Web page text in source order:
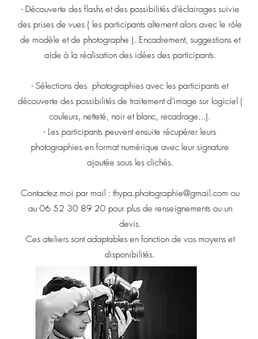
- Découverte des flashs et des possibilités d'éclairages suivie
des prises de vues ( les participants alternent alors avec le rôle
de modèle et de photographe ). Encadrement, suggestions et
aide à la réalisation des idées des participants.
- Sélections des photographies avec les participants et
découverte des possibilités de traitement d'image sur logiciel (
couleurs, netteté, noir et blanc, recadrage...).
- Les participants peuvent ensuite récupérer leurs
photographies en format numérique avec leur signature
ajoutée sous les clichés.
Contactez moi par mail : thypa.photographie@gmail.comou
au 06 52 30 89 20pour plus de renseignements ou un
devis.
Ces ateliers sont adaptables en fonction de vos moyens et
disponibilités.